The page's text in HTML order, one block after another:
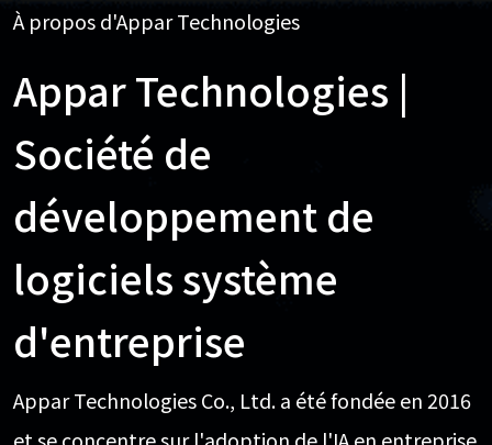
À propos d'Appar Technologies
Appar Technologies |
Société de
développement de
logiciels système
d'entreprise
Appar Technologies Co., Ltd. a été fondée en 2016